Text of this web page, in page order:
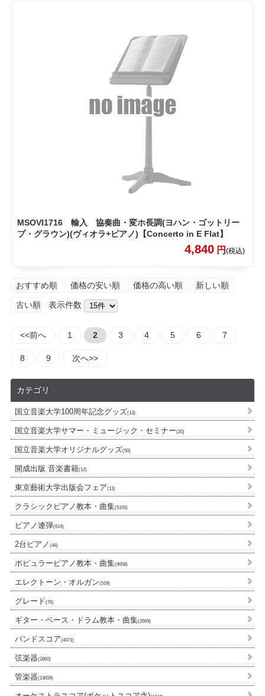
カテゴリ
国立音楽大学100周年記念グッズ(13)
国立音楽大学サマー・ミュージック・セミナー(20)
国立音楽大学オリジナルグッズ(50)
開成出版 音楽書籍(12)
東京藝術大学出版会フェア(13)
クラシックピアノ教本・曲集(5191)
ピアノ連弾(614)
2台ピアノ (44)
ポピュラーピアノ教本・曲集(9058)
エレクトーン・オルガン(519)
グレード(76)
ギター・ベース・ドラム教本・曲集(2669)
バンドスコア(4071)
弦楽器(2860)
管楽器(13659)
MSOVI1716 輸入 協奏曲・変ホ長調(ヨハン・ゴットリー
プ・グラウン)(ヴィオラ+ピアノ)【Concerto in E Flat】
4,840 円(税込)
おすすめ順 価格の安い順 価格の高い順 新しい順
古い順 表示件数
<<前へ 1 2 3 4 5 6 7
8 9 次へ>>